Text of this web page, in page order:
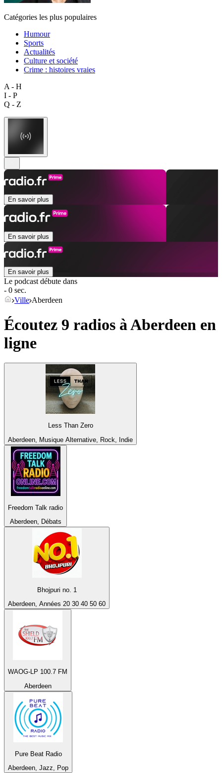
Catégories les plus populaires
Humour
Sports
Actualités
Culture et société
Crime : histoires vraies
A - H
I - P
Q - Z
En savoir plus
En savoir plus
En savoir plus
Le podcast débute dans
- 0 sec.
Ville Aberdeen
Écoutez 9 radios àAberdeen en
ligne
Less Than Zero
Aberdeen, Musique Alternative, Rock, Indie
Freedom Talk radio
Aberdeen, Débats
Bhojpuri no. 1
Aberdeen, Années 20 30 40 50 60
WAOG-LP 100.7 FM
Aberdeen
Pure Beat Radio
Aberdeen, Jazz, Pop